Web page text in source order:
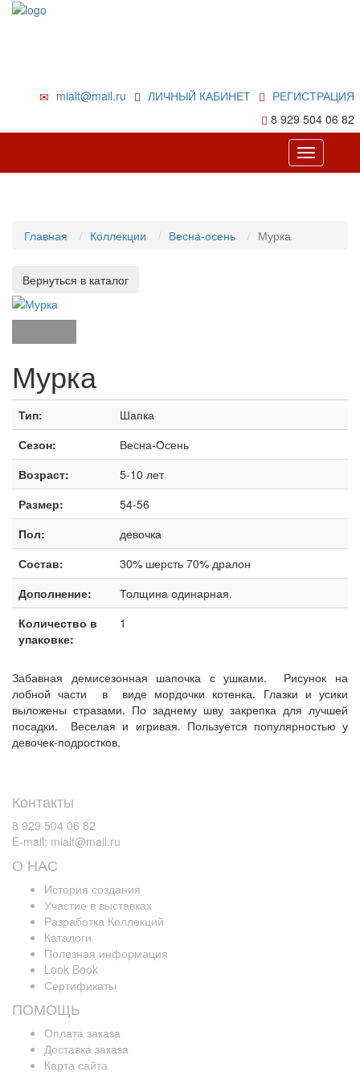
РЕГИСТРАЦИЯ
ЛИЧНЫЙ КАБИНЕТ
mialt@mail.ru
8 929 504 06 82
Toggle
navigation
Главная Коллекции Весна-осень Мурка
Мурка
Тип:
Шапка
Сезон:
Весна-Осень
Возраст:
5-10 лет
Размер:
54-56
Пол:
девочка
Состав:
30% шерсть 70% дралон
Дополнение:
Толщина одинарная.
Количество в
упаковке:
1
Забавная демисезонная шапочка с ушками. Рисунок на
лобной части в виде мордочки котенка. Глазки и усики
выложены стразами. По заднему шву закрепка для лучшей
посадки. Веселая и игривая. Пользуется популярностью у
девочек-подростков.
Контакты
8 929 504 06 82
E-mail: mialt@mail.ru
О НАС
История создания
Участие в выставках
Разработка Коллекций
Каталоги
Полезная информация
Look Book
Сертификаты
ПОМОЩЬ
Оплата заказа
Доставка заказа
Карта сайта